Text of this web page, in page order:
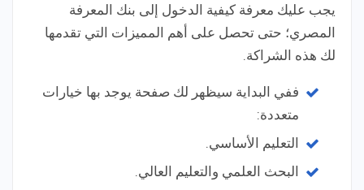
يجب عليك معرفة كيفية الدخول إلى بنك المعرفة
المصري؛ حتى تحصل على أهم المميزات التي تقدمها
لك هذه الشراكة.
ففي البداية سيظهر لك صفحة يوجد بها خيارات
متعددة:
التعليم الأساسي.
البحث العلمي والتعليم العالي.